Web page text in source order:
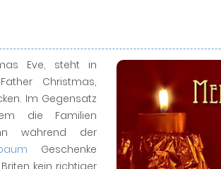
Eve, steht in
Christmas,
Im Gegensatz
die Familien
während der
Geschenke
kein richtiger